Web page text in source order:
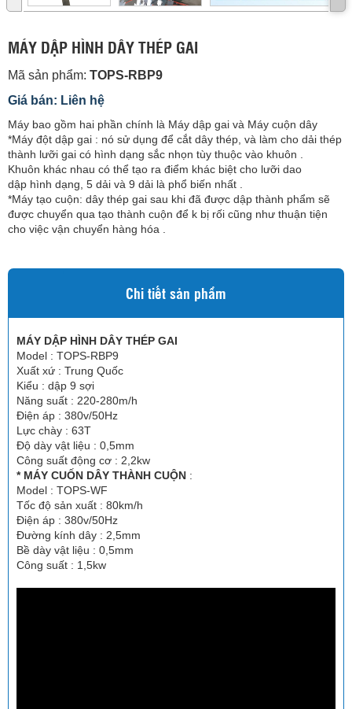
MÁY DẬP HÌNH DÂY THÉP GAI
Mã sản phẩm: TOPS-RBP9
Giá bán: Liên hệ
Máy bao gồm hai phần chính là Máy dập gai và Máy cuộn dây
*Máy đột dập gai : nó sử dụng để cắt dây thép, và làm cho dải thép
thành lưỡi gai có hình dạng sắc nhọn tùy thuộc vào khuôn .
Khuôn khác nhau có thể tạo ra điểm khác biệt cho lưỡi dao
dập hình dạng, 5 dải và 9 dải là phổ biến nhất .
*Máy tạo cuộn: dây thép gai sau khi đã được dập thành phẩm sẽ
được chuyển qua tạo thành cuộn để k bị rối cũng như thuận tiện
cho việc vận chuyển hàng hóa .
Chi tiết sản phẩm
MÁY DẬP HÌNH DÂY THÉP GAI
Model : TOPS-RBP9
Xuất xứ : Trung Quốc
Kiểu : dập 9 sợi
Năng suất : 220-280m/h
Điện áp : 380v/50Hz
Lực chày : 63T
Độ dày vật liệu : 0,5mm
Công suất động cơ : 2,2kw
* MÁY CUỐN DÂY THÀNH CUỘN :
Model : TOPS-WF
Tốc độ sản xuất : 80km/h
Điện áp : 380v/50Hz
Đường kính dây : 2,5mm
Bề dày vật liệu : 0,5mm
Công suất : 1,5kw